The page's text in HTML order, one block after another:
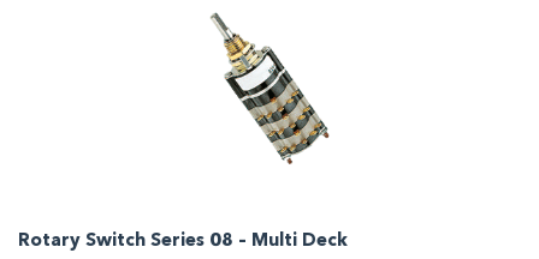
Rotary Switch Series 08 – Multi Deck